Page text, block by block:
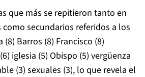
que más se repitieron tanto en
secundarios referidos a los
Barros (8) Francisco (8)
iglesia (5) Obispo (5) vergüenza
(3) sexuales (3), lo que revela el